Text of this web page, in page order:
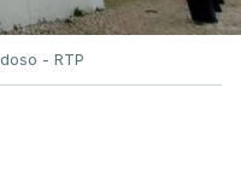
- RTP